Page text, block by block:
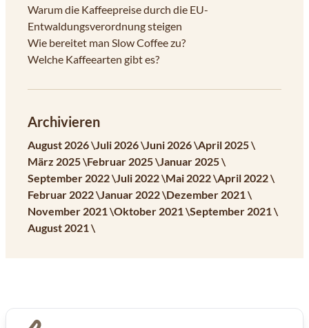
Warum die Kaffeepreise durch die EU-
Entwaldungsverordnung steigen
Wie bereitet man Slow Coffee zu?
Welche Kaffeearten gibt es?
Archivieren
August 2026 \Juli 2026 \Juni 2026 \April 2025 \
März 2025 \Februar 2025 \Januar 2025 \
September 2022 \Juli 2022 \Mai 2022 \April 2022 \
Februar 2022 \Januar 2022 \Dezember 2021 \
November 2021 \Oktober 2021 \September 2021 \
August 2021 \